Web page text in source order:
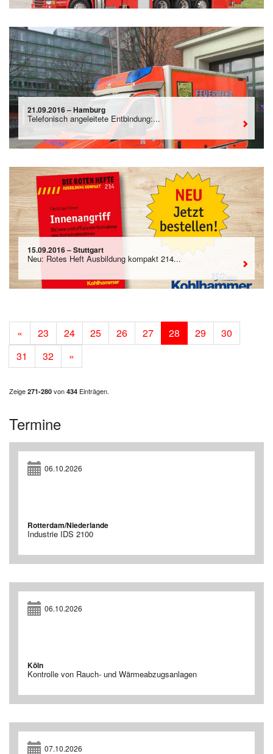
21.09.2016 – Hamburg
Telefonisch angeleitete Entbindung:...
15.09.2016 – Stuttgart
Neu: Rotes Heft Ausbildung kompakt 214...
« 23 24 25 26 27 28 29
30
31
32 »
Zeige 271-280 von 434 Einträgen.
Termine
06.10.2026
Rotterdam/Niederlande
Industrie IDS 2100
06.10.2026
Köln
Kontrolle von Rauch- und Wärmeabzugsanlagen
07.10.2026